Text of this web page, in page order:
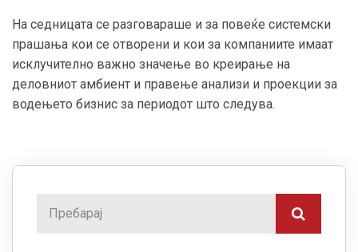
На седницата се разговараше и за повеќе системски
прашања кои се отворени и кои за компаниите имаат
исклучително важно значење во креирање на
деловниот амбиент и правење анализи и проекции за
водењето бизнис за периодот што следува.